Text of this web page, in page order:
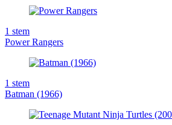
1 stem
Power Rangers
1 stem
Batman (1966)